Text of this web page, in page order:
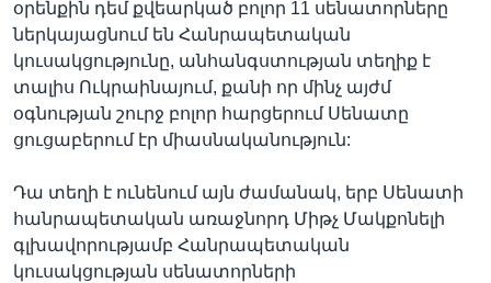
օրենքին դեմ քվեարկած բոլոր 11 սենատորները
ներկայացնում են Հանրապետական
կուսակցությունը, անհանգստության տեղիք է
տալիս Ուկրաինայում, քանի որ մինչ այժմ
օգնության շուրջ բոլոր հարցերում Սենատը
ցուցաբերում էր միասնականություն:
Դա տեղի է ունենում այն ժամանակ, երբ Սենատի
հանրապետական առաջնորդ Միթչ Մակքոնելի
գլխավորությամբ Հանրապետական
կուսակցության սենատորների